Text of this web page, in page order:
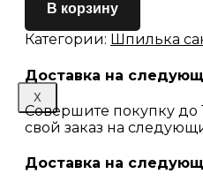
X
В корзину
Категории: Шпилька
Доставка на
Совершите покупку до
свой заказ на
Доставка на